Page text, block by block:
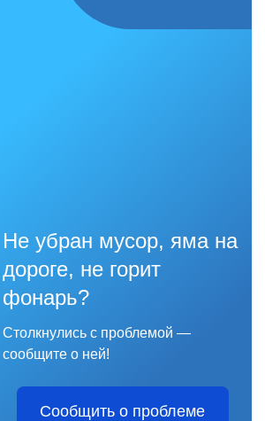
Не убран мусор, яма на
дороге, не горит
фонарь?
Столкнулись с проблемой —
сообщите о ней!
Сообщить о проблеме